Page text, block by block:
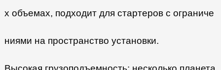
х объемах, подходит для стартеров с ограниче
ниями на пространство установки.